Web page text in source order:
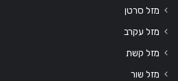
מזל סרטן
מזל עקרב
מזל קשת
מזל שור